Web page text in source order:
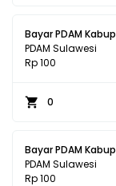
Bayar PDAM
PDAM Sulawesi
Rp 100
0
Bayar PDAM
PDAM Sulawesi
Rp 100